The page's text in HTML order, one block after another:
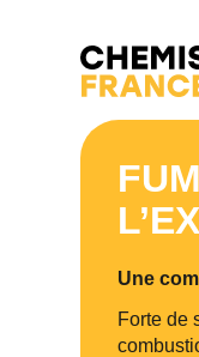
Une
Forte de